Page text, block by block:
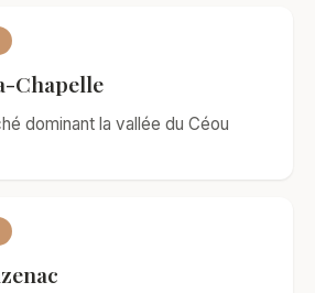
Chapelle
dominant la vallée du Céou